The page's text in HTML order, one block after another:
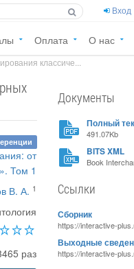
Вход
Оплата О нас
классиче...
от
Том 1
В. А. 1
раз
Документы
Полный
491.07Kb
BITS XML
Book
Ссылки
Сборник
https://interactive-
Выходные
https://interactive-